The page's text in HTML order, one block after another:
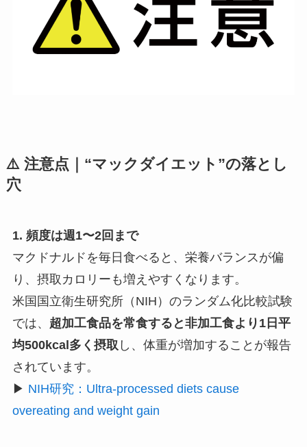
⚠️ 注意点｜“マックダイエット”の落とし
穴
1. 頻度は週1〜2回まで
マクドナルドを毎日食べると、栄養バランスが偏
り、摂取カロリーも増えやすくなります。
米国国立衛生研究所（NIH）のランダム化比較試験
では、 超加工食品を常食すると非加工食より1日平
均500kcal多く摂取 し、体重が増加することが報告
されています。
▶ NIH研究：Ultra-processed diets cause
overeating and weight gain